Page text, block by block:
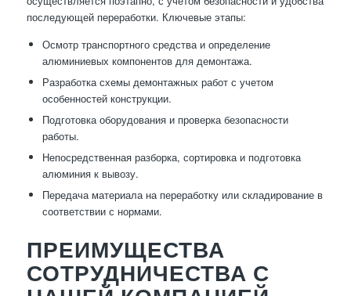
последующей переработки. Ключевые этапы:
Осмотр транспортного средства и определение
алюминиевых компонентов для демонтажа.
Разработка схемы демонтажных работ с учетом
особенностей конструкции.
Подготовка оборудования и проверка безопасности
работы.
Непосредственная разборка, сортировка и подготовка
алюминия к вывозу.
Передача материала на переработку или складирование в
соответствии с нормами.
ПРЕИМУЩЕСТВА
СОТРУДНИЧЕСТВА С